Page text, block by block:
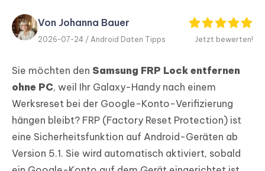
Editor
Von Johanna Bauer
2026-07-24 / Android Daten Tipps Jetzt bewerten!
Sie möchten den Samsung FRP Lock entfernen
ohne PC, weil Ihr Galaxy-Handy nach einem
Werksreset bei der Google-Konto-Verifizierung
hängen bleibt? FRP (Factory Reset Protection) ist
eine Sicherheitsfunktion auf Android-Geräten ab
Version 5.1. Sie wird automatisch aktiviert, sobald